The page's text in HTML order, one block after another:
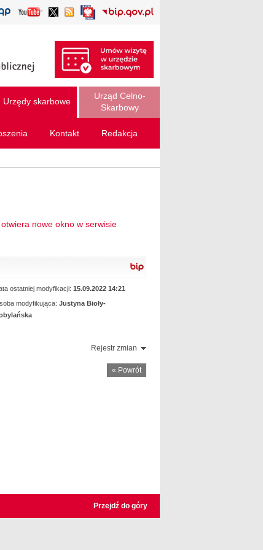
Urzędy skarbowe
Urząd Celno-
Skarbowy
Kontakt Redakcja
nowe okno w serwisie
ostatniej modyfikacji: 15.09.2022 14:21
modyfikująca: Justyna Bioły-
Rejestr zmian
« Powrót
Przejdź do góry